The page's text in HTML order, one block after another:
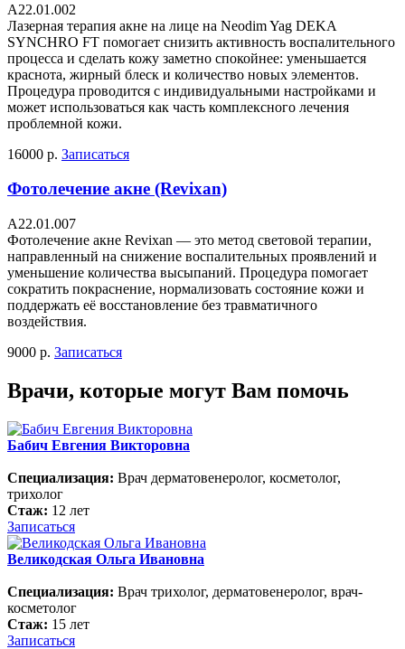
А22.01.002
Лазерная терапия акне на лице на Neodim Yag DEKA
SYNCHRO FT помогает снизить активность воспалительного
процесса и сделать кожу заметно спокойнее: уменьшается
краснота, жирный блеск и количество новых элементов.
Процедура проводится с индивидуальными настройками и
может использоваться как часть комплексного лечения
проблемной кожи.
16000 р. Записаться
Фотолечение акне (Revixan)
А22.01.007
Фотолечение акне Revixan — это метод световой терапии,
направленный на снижение воспалительных проявлений и
уменьшение количества высыпаний. Процедура помогает
сократить покраснение, нормализовать состояние кожи и
поддержать её восстановление без травматичного
воздействия.
9000 р. Записаться
Врачи, которые могут Вам помочь
Бабич Евгения Викторовна
Специализация: Врач дерматовенеролог, косметолог,
трихолог
Стаж: 12 лет
Записаться
Великодская Ольга Ивановна
Специализация: Врач трихолог, дерматовенеролог, врач-
косметолог
Стаж: 15 лет
Записаться